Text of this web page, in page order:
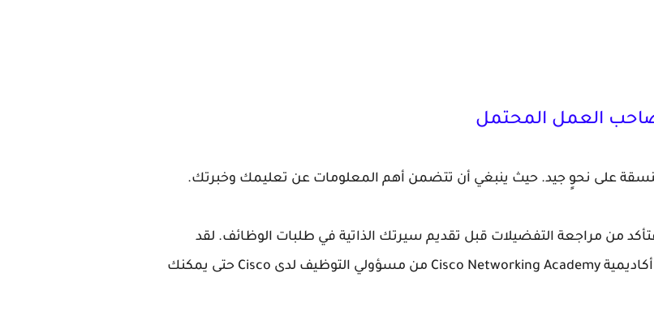
العمل المحتمل
على نحوٍ جيد. حيث ينبغي أن تتضمن أهم المعلومات عن تعليمك وخبرتك.
من مراجعة التفضيلات قبل تقديم سيرتك الذاتية في طلبات الوظائف. لقد
جمعنا بعض النصائح المقدمة خصيصًا لطلاب أكاديمية Cisco Networking Academy من مسؤولي التوظيف لدى Cisco حتى يمكنك